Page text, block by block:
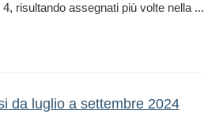
risultando assegnati più volte nella ...
da luglio a settembre 2024